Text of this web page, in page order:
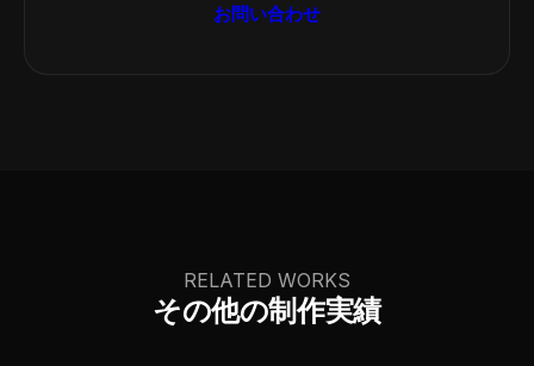
お問い合わせ
RELATED WORKS
その他の制作実績